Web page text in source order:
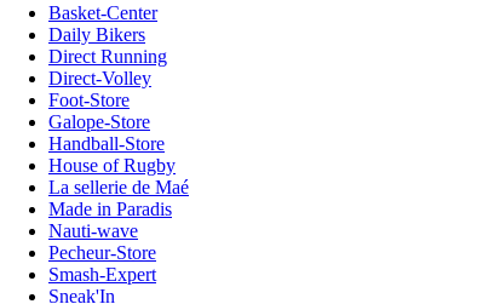
Basket-Center
Daily Bikers
Direct Running
Direct-Volley
Foot-Store
Galope-Store
Handball-Store
House of Rugby
La sellerie de Maé
Made in Paradis
Nauti-wave
Pecheur-Store
Smash-Expert
Sneak'In